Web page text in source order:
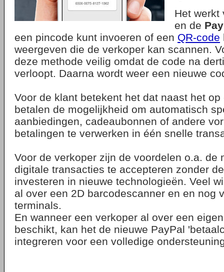
Het werkt
en de
een pincode kunt invoeren of een QR-code
weergeven die de verkoper kan scannen.
deze methode veilig omdat de code na
verloopt. Daarna wordt weer een nieuwe
Voor de klant betekent het dat naast het
betalen de mogelijkheid om automatisch
aanbiedingen, cadeaubonnen of andere
betalingen te verwerken in één snelle
Voor de verkoper zijn de voordelen o.a. de
digitale transacties te accepteren zonder
investeren in nieuwe technologieën. Veel
al over een 2D barcodescanner en en nog
terminals.
En wanneer een verkoper al over een
beschikt, kan het de nieuwe PayPal
integreren voor een volledige